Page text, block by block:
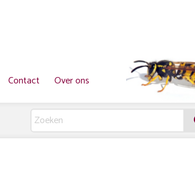
Contact Over ons